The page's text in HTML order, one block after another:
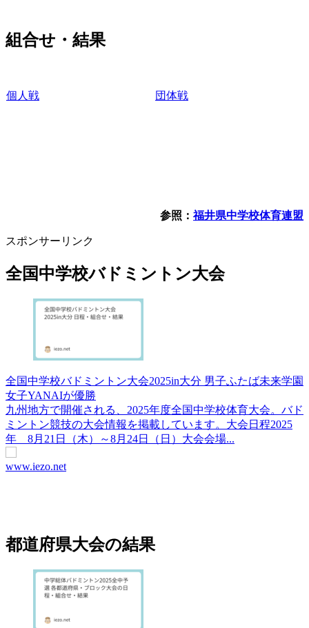
組合せ・結果
個人戦 団体戦
参照：福井県中学校体育連盟
スポンサーリンク
全国中学校バドミントン大会
全国中学校バドミントン大会2025in大分 男子ふたば未来学園
女子YANAIが優勝
九州地方で開催される、2025年度全国中学校体育大会。バド
ミントン競技の大会情報を掲載しています。大会日程2025
年 8月21日（木）～8月24日（日）大会会場...
www.iezo.net
都道府県大会の結果